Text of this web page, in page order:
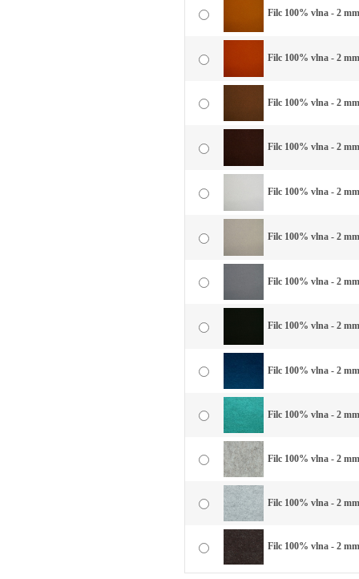
Filc 100% vlna - 2
Filc 100% vlna - 2
Filc 100% vlna - 2
Filc 100% vlna - 2
Filc 100% vlna - 2
Filc 100% vlna - 2
Filc 100% vlna - 2
Filc 100% vlna - 2
Filc 100% vlna - 2
Filc 100% vlna - 2
Filc 100% vlna - 2
Filc 100% vlna - 2
Filc 100% vlna - 2